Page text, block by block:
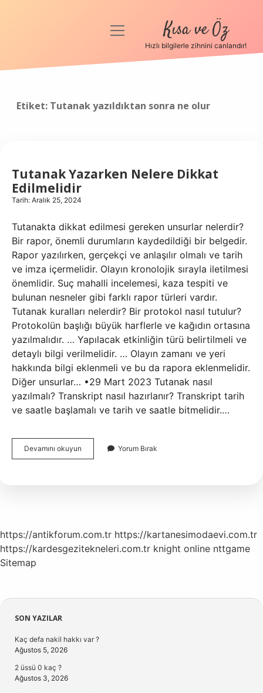
Anasayfa
menüyü
Kısa ve Öz
Hızlı bilgilerle zihnini canlandır!
Etiket: Tutanak yazıldıktan sonra ne olur
Tutanak Yazarken Nelere Dikkat
Edilmelidir
Tarih: Aralık 25, 2024
Tutanakta dikkat edilmesi gereken unsurlar nelerdir?
Bir rapor, önemli durumların kaydedildiği bir belgedir.
Rapor yazılırken, gerçekçi ve anlaşılır olmalı ve tarih
ve imza içermelidir. Olayın kronolojik sırayla iletilmesi
önemlidir. Suç mahalli incelemesi, kaza tespiti ve
bulunan nesneler gibi farklı rapor türleri vardır.
Tutanak kuralları nelerdir? Bir protokol nasıl tutulur?
Protokolün başlığı büyük harflerle ve kağıdın ortasına
yazılmalıdır. … Yapılacak etkinliğin türü belirtilmeli ve
detaylı bilgi verilmelidir. … Olayın zamanı ve yeri
hakkında bilgi eklenmeli ve bu da rapora eklenmelidir.
Diğer unsurlar… •29 Mart 2023 Tutanak nasıl
yazılmalı? Transkript nasıl hazırlanır? Transkript tarih
ve saatle başlamalı ve tarih ve saatle bitmelidir.…
Devamını okuyun Tutanak
Yazarken
Yorum Bırak
https://antikforum.com.tr https://kartanesimodaevi.com.tr
https://kardesgezitekneleri.com.tr knight online nttgame
Sitemap
Sidebar
SON YAZILAR
Kaç defa nakil hakkı var ?
Ağustos 5, 2026
2 üssü 0 kaç ?
Ağustos 3, 2026